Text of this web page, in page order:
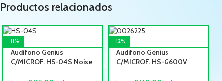
Productos relacionados
-11%
Audífono Genius
C/MICROF. HS-04S Noise
-12%
Audifono Genius
C/MICROF. HS-G600V